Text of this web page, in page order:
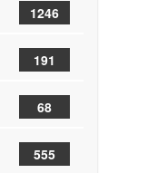
1246
191
68
555